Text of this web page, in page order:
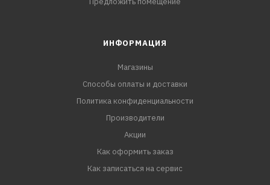
ИНФОРМАЦИЯ
Магазины
Способы оплаты и доставки
Политика конфиденциальности
Производители
Акции
Как оформить заказ
Как записаться на сервис